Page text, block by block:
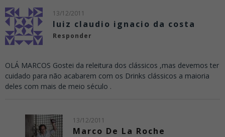
13/12/2011
luiz claudio ignacio da costa
Responder
OLÁ MARCOS Gostei da releitura dos clássicos ,mas devemos ter
cuidado para não acabarem com os Drinks clássicos a maioria
deles com mais de meio século .
13/12/2011
Marco De La Roche